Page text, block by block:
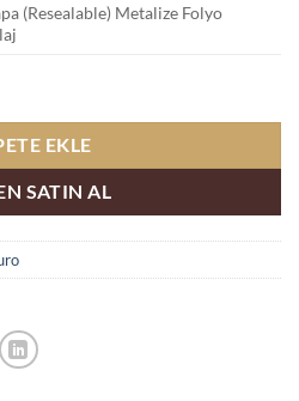
(Resealable) Metalize Folyo
EKLE
SATIN AL